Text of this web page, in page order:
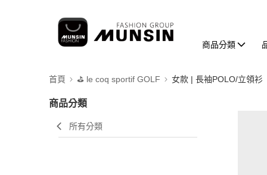
商品分類
首頁 ⛳️ le coq sportif GOLF 女款 | 長袖POLO/立領衫
商品分類
所有分類